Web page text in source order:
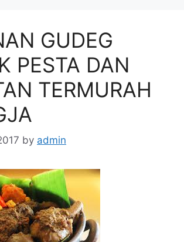
GUDEG
PESTA DAN
TERMURAH
by admin